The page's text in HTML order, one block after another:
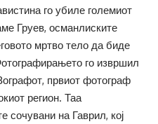
го убиле големиот
Груев, османлиските
мртво тело да биде
го извршил
првиот фотограф
регион. Таа
сочувани на Гаврил, кој